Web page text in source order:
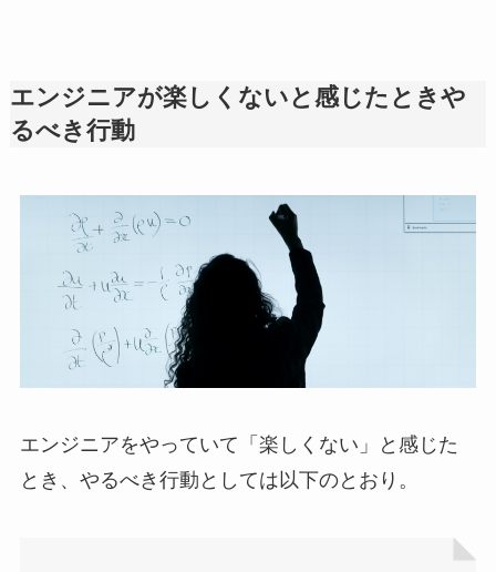
エンジニアが楽しくないと感じたときや
るべき行動
エンジニアをやっていて「楽しくない」と感じた
とき、やるべき行動としては以下のとおり。